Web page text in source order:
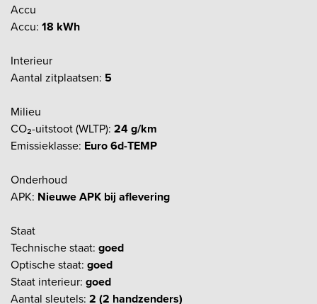
Accu
Accu: 18 kWh
Interieur
Aantal zitplaatsen: 5
Milieu
CO₂-uitstoot (WLTP): 24 g/km
Emissieklasse: Euro 6d-TEMP
Onderhoud
APK: Nieuwe APK bij aflevering
Staat
Technische staat: goed
Optische staat: goed
Staat interieur: goed
Aantal sleutels: 2 (2 handzenders)